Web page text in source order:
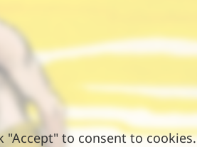
"Accept" to consent to cookies.